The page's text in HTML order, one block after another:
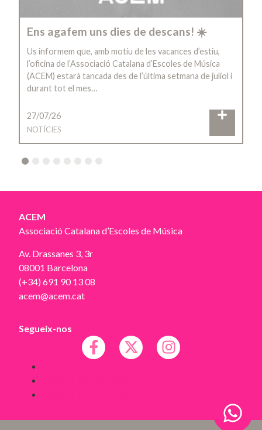
Ens agafem uns dies de descans! ☀️
Us informem que, amb motiu de les vacances d’estiu,
l’oficina de l’Associació Catalana d’Escoles de Música
(ACEM) estarà tancada des de l’última setmana de juliol i
durant tot el mes…
27/07/26
NOTÍCIES
4 5 6 7 8
ACEM
Associació Catalana d’Escoles de Música
Av. Drassanes 3, 3r
08001 Barcelona
(+34) 691 90 13 08
acem@acem.cat
Segueix-nos